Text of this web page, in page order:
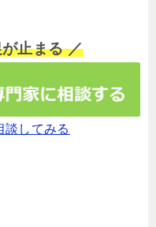
止まる ／
談してみる